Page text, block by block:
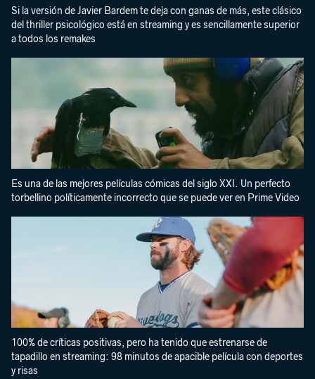
Si la versión de Javier Bardem te deja con ganas de más, este clásico
del thriller psicológico está en streaming y es sencillamente superior
a todos los remakes
Es una de las mejores películas cómicas del siglo XXI. Un perfecto
torbellino políticamente incorrecto que se puede ver en Prime Video
100% de críticas positivas, pero ha tenido que estrenarse de
tapadillo en streaming: 98 minutos de apacible película con deportes
y risas